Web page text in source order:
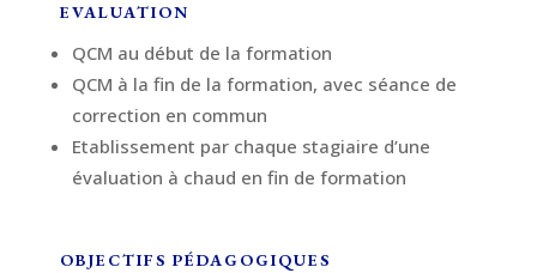
EVALUATION
QCM au début de la formation
QCM à la fin de la formation, avec séance de
correction en commun
Etablissement par chaque stagiaire d’une
évaluation à chaud en fin de formation
OBJECTIFS PÉDAGOGIQUES